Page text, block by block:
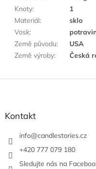
Knoty:
1
Materiál:
sklo
Vosk:
Země původu:
USA
Země výroby: Česká
Kontakt
info@candlestories.cz
+420 777 079 180
Sledujte nás na